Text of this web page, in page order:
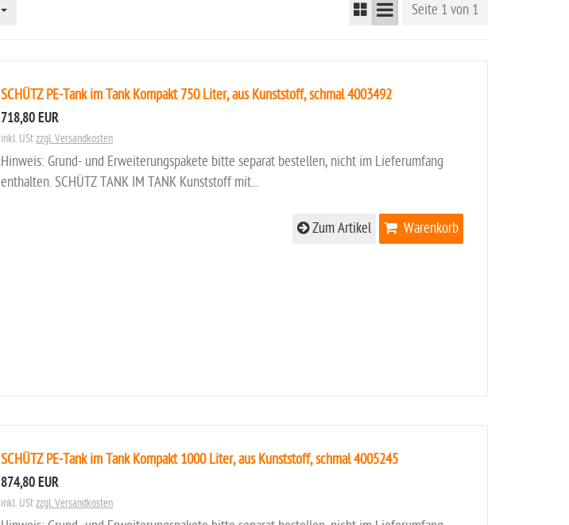
Seite 1 von 1
SCHÜTZ PE-Tank im Tank Kompakt 750 Liter, aus Kunststoff, schmal 4003492
718,80 EUR
inkl. UStzzgl. Versandkosten
Hinweis: Grund- und Erweiterungspakete bitte separat bestellen, nicht im Lieferumfang
enthalten. SCHÜTZ TANK IM TANK Kunststoff mit...
Warenkorb
Zum Artikel
SCHÜTZ PE-Tank im Tank Kompakt 1000 Liter, aus Kunststoff, schmal 4005245
874,80 EUR
inkl. UStzzgl. Versandkosten